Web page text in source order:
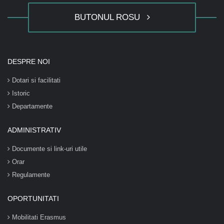
BUTONUL ROSU
DESPRE NOI
Dotari si facilitati
Istoric
Departamente
ADMINISTRATIV
Documente si link-uri utile
Orar
Regulamente
OPORTUNITATI
Mobilitati Erasmus